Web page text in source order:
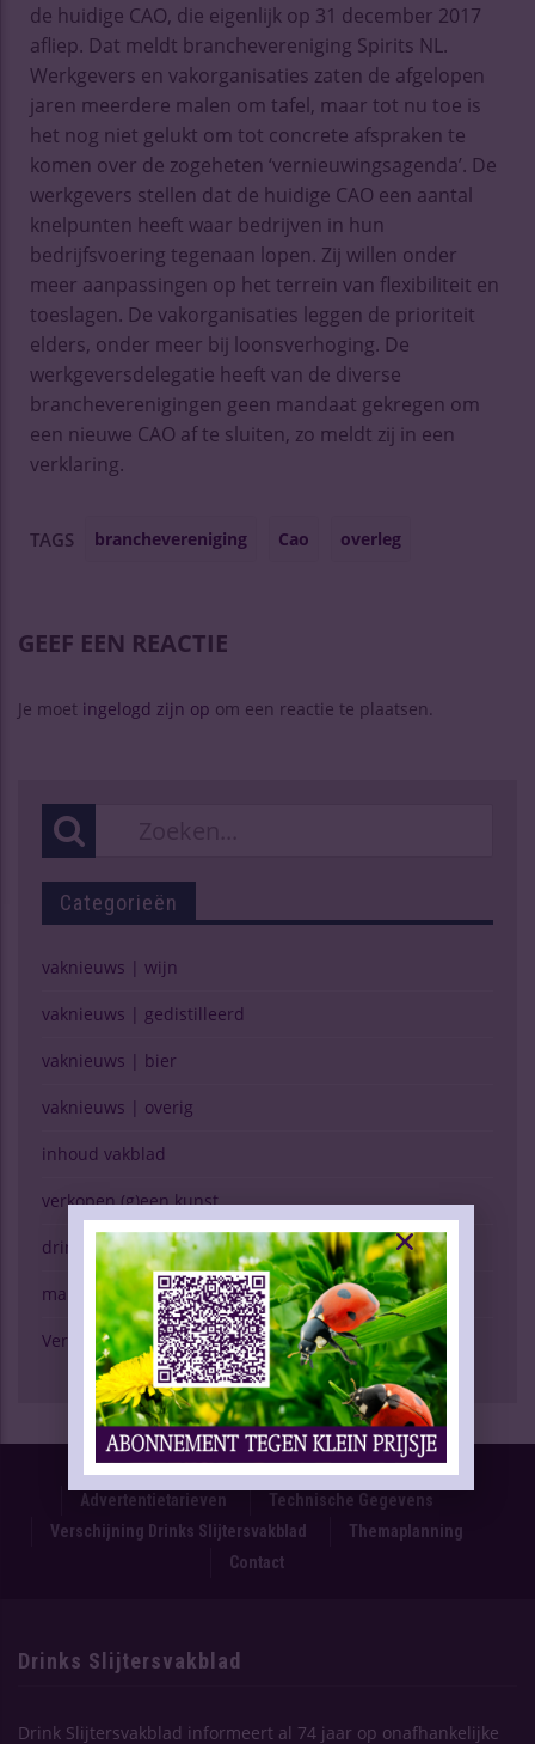
de huidige CAO, die eigenlijk op 31 december 2017
afliep. Dat meldt branchevereniging Spirits NL.
Werkgevers en vakorganisaties zaten de afgelopen
jaren meerdere malen om tafel, maar tot nu toe is
het nog niet gelukt om tot concrete afspraken te
komen over de zogeheten ‘vernieuwingsagenda’. De
werkgevers stellen dat de huidige CAO een aantal
knelpunten heeft waar bedrijven in hun
bedrijfsvoering tegenaan lopen. Zij willen onder
meer aanpassingen op het terrein van flexibiliteit en
toeslagen. De vakorganisaties leggen de prioriteit
elders, onder meer bij loonsverhoging. De
werkgeversdelegatie heeft van de diverse
brancheverenigingen geen mandaat gekregen om
een nieuwe CAO af te sluiten, zo meldt zij in een
verklaring.
TAGS branchevereniging Cao overleg
GEEF EEN REACTIE
Je moet ingelogd zijn op om een reactie te plaatsen.
Categorieën
vaknieuws | wijn
vaknieuws | gedistilleerd
vaknieuws | bier
vaknieuws | overig
inhoud vakblad
verkopen (g)een kunst
drinken & gezondheid
marktspiegel
Verschijning Drinks Slijtersvakblad
Proefnummer
Oplage & Verspreiding
Advertentietarieven
Technische Gegevens
Verschijning Drinks Slijtersvakblad
Themaplanning
Contact
Drinks Slijtersvakblad
Drink Slijtersvakblad informeert al 74 jaar op onafhankelijke